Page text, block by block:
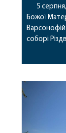
5
Божої
соборі
Його
священному
особливі